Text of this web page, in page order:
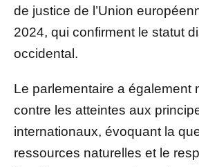
de justice de l’Union
2024, qui confirment le statut
occidental.
Le parlementaire a également
contre les atteintes aux
internationaux, évoquant la
ressources naturelles et le